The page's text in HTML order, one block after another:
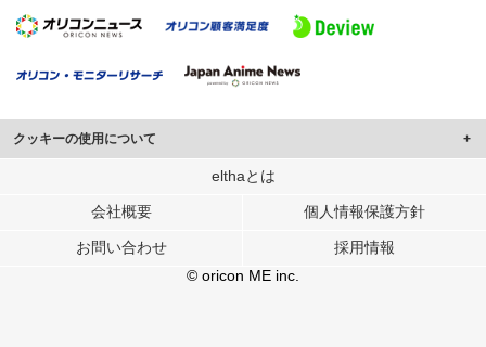
クッキーの使用について
このサイトでは Cookie を使用して、ユーザーに合わせたコンテンツや広告の
行っています。
メディアや広告配信、データ解析の各パートナーに提供しています。
ユーザーが各パートナーのサービスを使用したときに収集した他の情報を組み
elthaとは
会社概要 個人情報保護方針
お問い合わせ
採用情報
© oricon ME inc.